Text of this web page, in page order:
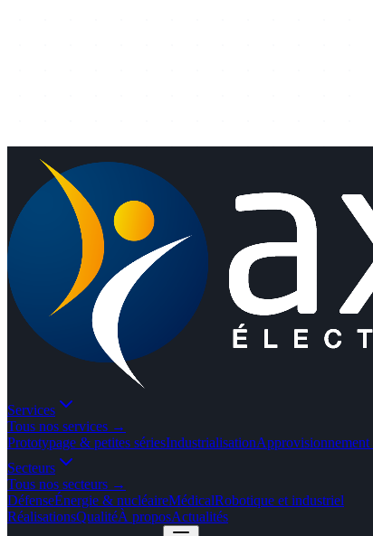
Services
Tous nos services →
Prototypage & petites sériesIndustrialisation
Secteurs
Tous nos secteurs →
DéfenseÉnergie & nucléaireMédicalRobotique et industriel
RéalisationsQualitéÀ proposActualités